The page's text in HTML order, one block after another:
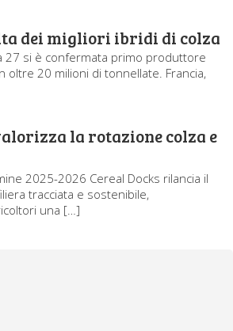
dei migliori ibridi di colza
27 si è confermata primo produttore
oltre 20 milioni di tonnellate. Francia,
la rotazione colza e
2025-2026 Cereal Docks rilancia il
tracciata e sostenibile,
una […]